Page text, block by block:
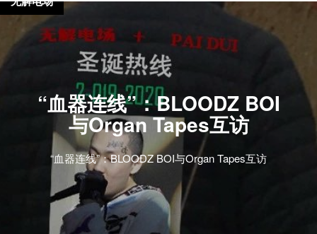
“血器连线”：BLOODZ BOI
与Organ Tapes互访
“血器连线”：BLOODZ BOI与Organ Tapes互访